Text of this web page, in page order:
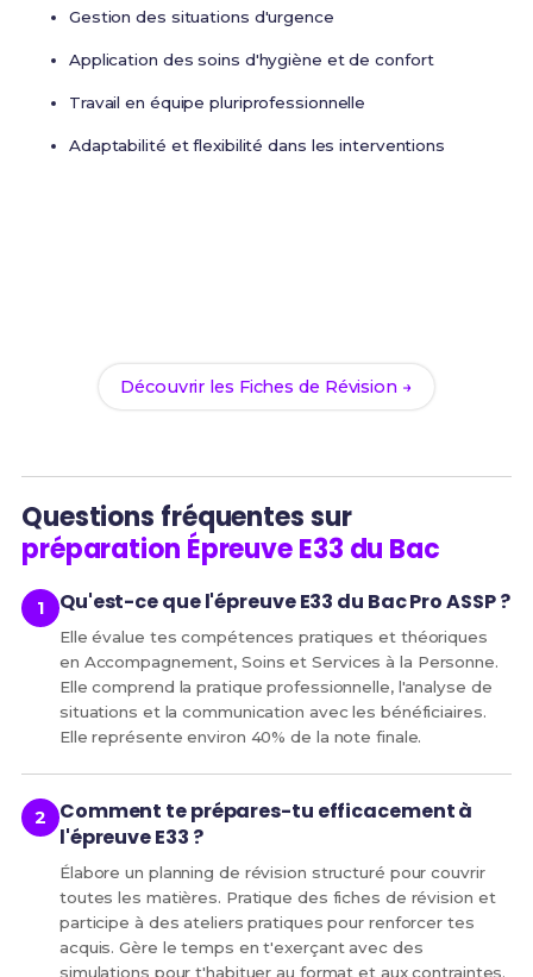
Gestion des situations d'urgence
Application des soins d'hygiène et de confort
Travail en équipe pluriprofessionnelle
Adaptabilité et flexibilité dans les interventions
Découvrir les Fiches de Révision →
Questions fréquentes sur
préparation Épreuve E33 du Bac
Qu'est-ce que l'épreuve E33 du Bac Pro ASSP ?
Elle évalue tes compétences pratiques et théoriques
en Accompagnement, Soins et Services à la Personne.
Elle comprend la pratique professionnelle, l'analyse de
situations et la communication avec les bénéficiaires.
Elle représente environ 40% de la note finale.
Comment te prépares-tu efficacement à
l'épreuve E33 ?
Élabore un planning de révision structuré pour couvrir
toutes les matières. Pratique des fiches de révision et
participe à des ateliers pratiques pour renforcer tes
acquis. Gère le temps en t'exerçant avec des
simulations pour t'habituer au format et aux contraintes.